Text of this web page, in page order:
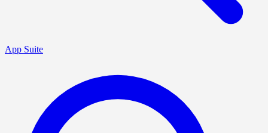
App Suite